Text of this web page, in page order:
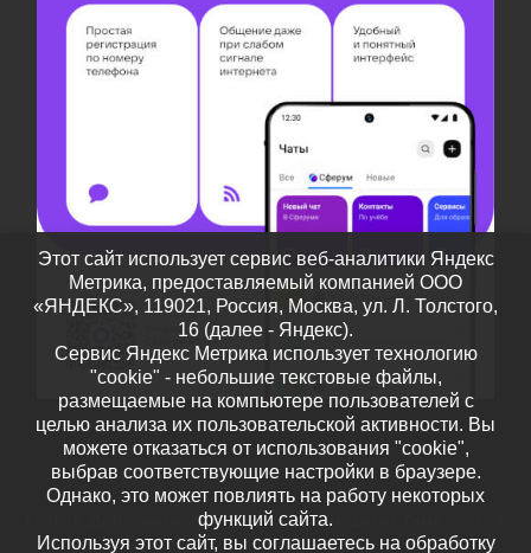
Дополнительное образование детей Тамбовской
области– Все права защищены
Этот сайт использует сервис веб-аналитики Яндекс
Метрика, предоставляемый компанией ООО
«ЯНДЕКС», 119021, Россия, Москва, ул. Л. Толстого,
16 (далее - Яндекс).
Сервис Яндекс Метрика использует технологию
"cookie" - небольшие текстовые файлы,
размещаемые на компьютере пользователей с
целью анализа их пользовательской активности. Вы
можете отказаться от использования "cookie",
выбрав соответствующие настройки в браузере.
Однако, это может повлиять на работу некоторых
функций сайта.
Используя этот сайт, вы соглашаетесь на обработку